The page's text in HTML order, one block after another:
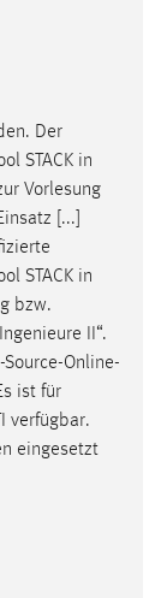
Der
STACK in
Vorlesung
[...]
STACK in
bzw.
II“.
Online-
ist für
verfügbar.
eingesetzt
Website
anonym.